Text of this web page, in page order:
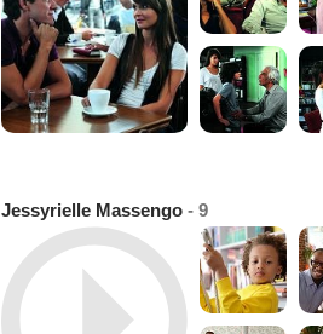
Jessyrielle Massengo - 9